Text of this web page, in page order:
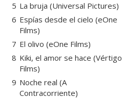
5 La bruja (Universal Pictures)
6 Espías desde el cielo (eOne
Films)
7 El olivo (eOne Films)
8 Kiki, el amor se hace (Vértigo
Films)
9 Noche real (A
Contracorriente)